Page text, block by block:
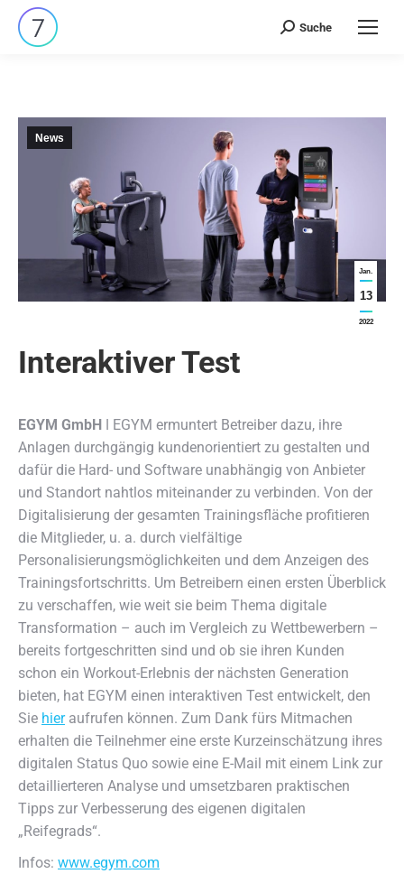
Search:
Suche
Jan.
13
2022
News
Interaktiver Test
EGYM GmbH ǀ EGYM ermuntert Betreiber dazu, ihre
Anlagen durchgängig kundenorientiert zu gestalten und
dafür die Hard- und Software unabhängig von Anbieter
und Standort nahtlos miteinander zu verbinden. Von der
Digitalisierung der gesamten Trainingsfläche profitieren
die Mitglieder, u. a. durch vielfältige
Personalisierungsmöglichkeiten und dem Anzeigen des
Trainingsfortschritts. Um Betreibern einen ersten Überblick
zu verschaffen, wie weit sie beim Thema digitale
Transformation – auch im Vergleich zu Wettbewerbern –
bereits fortgeschritten sind und ob sie ihren Kunden
schon ein Workout-Erlebnis der nächsten Generation
bieten, hat EGYM einen interaktiven Test entwickelt, den
Sie hieraufrufen können. Zum Dank fürs Mitmachen
erhalten die Teilnehmer eine erste Kurzeinschätzung ihres
digitalen Status Quo sowie eine E-Mail mit einem Link zur
detaillierteren Analyse und umsetzbaren praktischen
Tipps zur Verbesserung des eigenen digitalen
„Reifegrads“.
Infos: www.egym.com